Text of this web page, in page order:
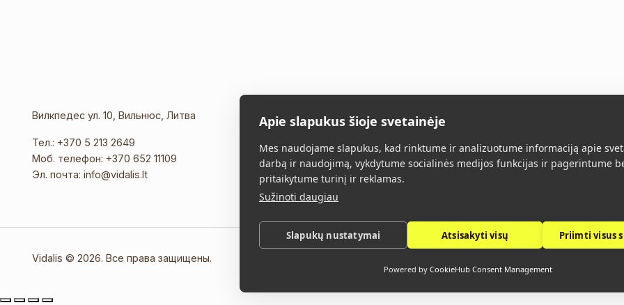
Вилкпедес ул. 10, Вильнюс, Литва
Тел.: +370 5 213 2649
Моб. телефон: +370 652 11109
Эл. почта: info@vidalis.lt
Главная Все товары О нас
Vidalis © 2026. Все права защищены.
Apie slapukus šioje svetainėje
Mes naudojame slapukus, kad rinktume ir analizuotume informaciją apie
darbą ir naudojimą, vykdytume socialinės medijos funkcijas ir pagerintume
pritaikytume turinį ir reklamas.
Sužinoti daugiau
Slapukų nustatymai Atsisakyti visų Priimti visus
Powered by CookieHub Consent Management